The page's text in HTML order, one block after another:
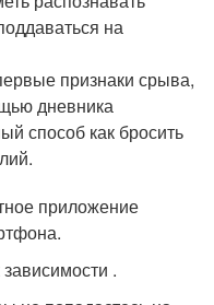
на
признаки срыва,
дневника
способ как бросить
приложение
.